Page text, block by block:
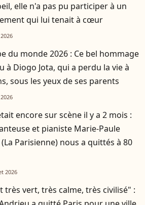
elle n'a pas pu participer à un
qui lui tenait à cœur
du monde 2026 : Ce bel hommage
à Diogo Jota, qui a perdu la vie à
sous les yeux de ses parents
encore sur scène il y a 2 mois :
et pianiste Marie-Paule
(La Parisienne) nous a quittés à 80
2026
très vert, très calme, très civilisé" :